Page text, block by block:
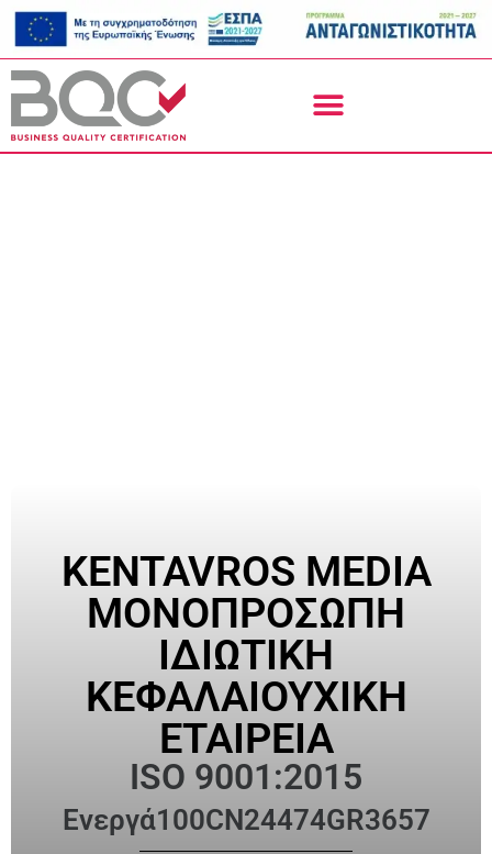
KENTAVROS MEDIA
ΜΟΝΟΠΡΟΣΩΠΗ
ΙΔΙΩΤΙΚΗ
ΚΕΦΑΛΑΙΟΥΧΙΚΗ
ΕΤΑΙΡΕΙΑ
ISO 9001:2015
Ενεργά100CN24474GR3657